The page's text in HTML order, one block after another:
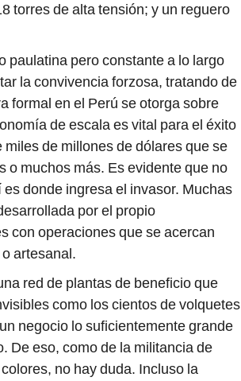
torres de alta tensión; y un reguero
paulatina pero constante a lo largo
la convivencia forzosa, tratando de
formal en el Perú se otorga sobre
de escala es vital para el éxito
de millones de dólares que se
o muchos más. Es evidente que no
donde ingresa el invasor. Muchas
por el propio
con operaciones que se acercan
artesanal.
red de plantas de beneficio que
como los cientos de volquetes
negocio lo suficientemente grande
De eso, como de la militancia de
no hay duda. Incluso la